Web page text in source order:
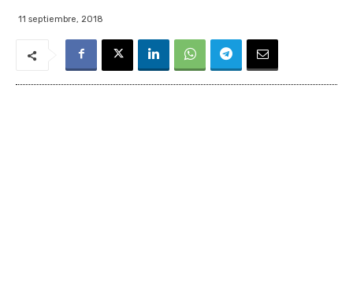
11 septiembre, 2018